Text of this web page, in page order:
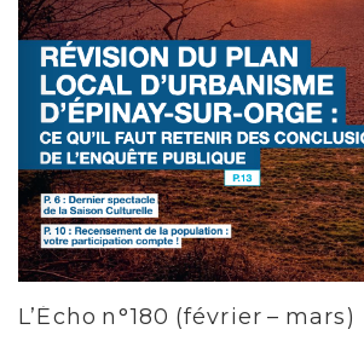
L’Écho n°180 (février – mars)